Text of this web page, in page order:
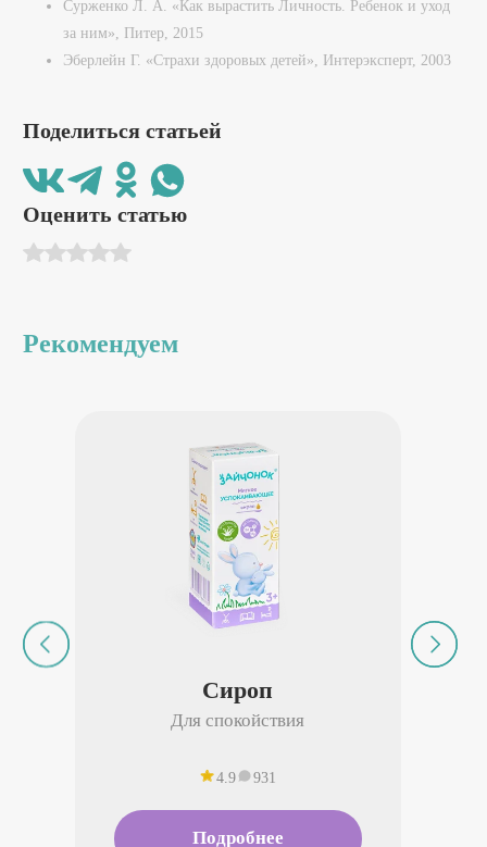
Сурженко Л. А. «Как вырастить Личность. Ребенок и уход
за ним», Питер, 2015
Эберлейн Г. «Страхи здоровых детей», Интерэксперт, 2003
Поделиться статьей
Оценить статью
Рекомендуем
Сироп
Для спокойствия
4.9 931
Подробнее